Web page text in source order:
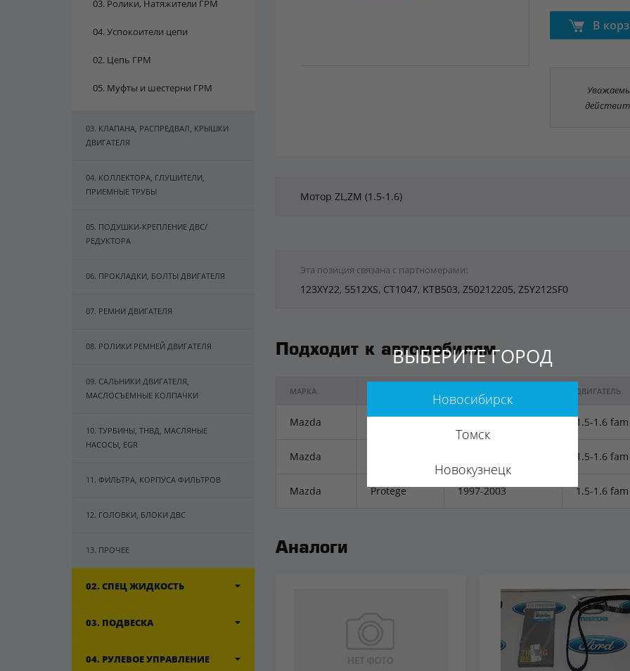
03. Ролики, Натяжители ГРМ
04. Успокоители цепи
02. Цепь ГРМ
05. Муфты и шестерни ГРМ
03. КЛАПАНА, РАСПРЕДВАЛ, КРЫШКИ
ДВИГАТЕЛЯ
04. КОЛЛЕКТОРА, ГЛУШИТЕЛИ,
ПРИЕМНЫЕ ТРУБЫ
05. ПОДУШКИ-КРЕПЛЕНИЕ ДВС/
РЕДУКТОРА
06. ПРОКЛАДКИ, БОЛТЫ ДВИГАТЕЛЯ
07. РЕМНИ ДВИГАТЕЛЯ
08. РОЛИКИ РЕМНЕЙ ДВИГАТЕЛЯ
09. САЛЬНИКИ ДВИГАТЕЛЯ,
МАСЛОСЪЕМНЫЕ КОЛПАЧКИ
10. ТУРБИНЫ, ТНВД, МАСЛЯНЫЕ
НАСОСЫ, EGR
11. ФИЛЬТРА, КОРПУСА ФИЛЬТРОВ
12. ГОЛОВКИ, БЛОКИ ДВС
13. ПРОЧЕЕ
02. СПЕЦ ЖИДКОСТЬ
03. ПОДВЕСКА
04. РУЛЕВОЕ УПРАВЛЕНИЕ
В
Мотор ZL,ZM (1.5-1.6)
Эта позиция связана с партномерами:
123XY22, 5512XS, CT1047, KTB503, Z50212205, Z5Y212SF0
Подходит к автомобилям
МАРКА ДВИГАТЕЛЬ
Mazda 1.5-1.6 fam
Mazda 1.5-1.6 fam
Mazda Protege 1997-2003 1.5-1.6 fam
Аналоги
ВЫБЕРИТЕ ГОРОД
Новосибирск
Томск
Новокузнецк